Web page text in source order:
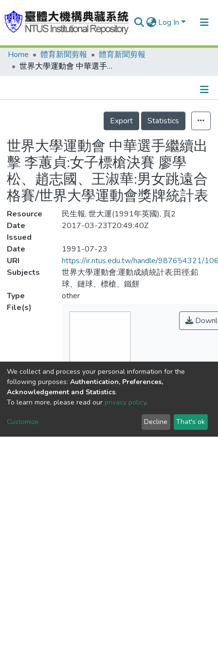
Log In
Communities & Collections
Statistics
Home 體育新聞剪報
體育新聞剪報
世界大學運動會 中華選手繼續出擊 李蕙貞:女子標槍決賽 廖學松、趙志國、王淑華:男女跳遠合格賽/世界大學運動會獎牌統計表
Details
Export
Statistics
世界大學運動會 中華選手繼續出
擊 李蕙貞:女子標槍決賽 廖學
松、趙志國、王淑華:男女跳遠合
格賽/世界大學運動會獎牌統計表
Resource
民生報, 世大運(1991年英國), 頁2
Date
Issued
2017-03-23T20:49:40Z
Date
1991-07-23
URI
https://ir.ntus.edu.tw/handle/987654321/
Subjects
世界大學運動會;運動成績統計表;田徑;鉛
球、鏈球、標槍、鐵餅
Type
other
File(s)
Name
278101.pdf
Size
Adobe PDF
We collect and process your personal information for the
following purposes: Authentication, Preferences,
Acknowledgement and Statistics.
To learn more, please read our privacy policy.
Customize Decline That's ok